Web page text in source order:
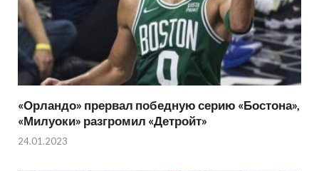
«Орландо» прервал победную серию «Бостона»,
«Милуоки» разгромил «Детройт»
24.01.2023